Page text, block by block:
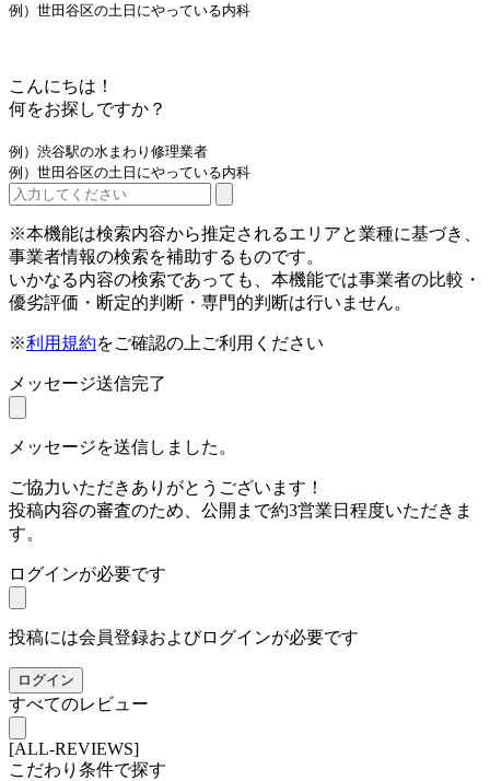
例）世田谷区の土日にやっている内科
こんにちは！
何をお探しですか？
例）渋谷駅の水まわり修理業者
例）世田谷区の土日にやっている内科
※本機能は検索内容から推定されるエリアと業種に基づき、
事業者情報の検索を補助するものです。
いかなる内容の検索であっても、本機能では事業者の比較・
優劣評価・断定的判断・専門的判断は行いません。
※利用規約をご確認の上ご利用ください
メッセージ送信完了
メッセージを送信しました。
ご協力いただきありがとうございます！
投稿内容の審査のため、公開まで約3営業日程度いただきま
す。
ログインが必要です
投稿には会員登録およびログインが必要です
ログイン
すべてのレビュー
[ALL-REVIEWS]
こだわり条件で探す